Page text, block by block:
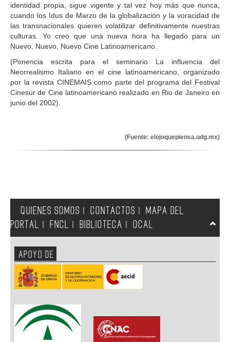
identidad propia, sigue vigente y tal vez hoy más que nunca,
cuando los Idus de Marzo de la globalización y la voracidad de
las transnacionales quieren volatilizar definitivamente nuestras
culturas. Yo creo que una nueva hora ha llegado para un
Nuevo, Nuevo, Nuevo Cine Latinoamericano.
(Ponencia escrita para el seminario La influencia del
Neorrealismo Italiano en el cine latinoamericano, organizado
por la revista CINEMAIS como parte del programa del Festival
Cinesur de Cine latinoamericano realizado en Rio de Janeiro en
junio del 2002).
(Fuente: elojoquepiensa.udg.mx)
QUIENES SOMOS CONTACTOS
MAPA DEL
PORTAL
FNCL BIBLIOTECA OCAL
APOYO DE